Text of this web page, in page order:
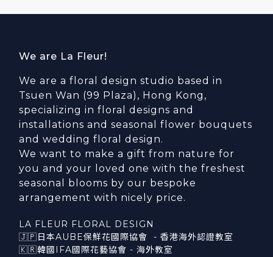
We are La Fleur!
We are a floral design studio based in
Tsuen Wan (99 Plaza), Hong Kong,
specializing in floral designs and
installations and seasonal flower bouquets
and wedding floral design.
We want to make a gift from nature for
you and your loved one with the freshest
seasonal blooms by our bespoke
arrangement with nicely price.
LA FLEUR FLORAL DESIGN
🇯🇵日本AUBE保鮮花國際協會 - 香港海外認證教室
🇰🇷韓國IFA國際花藝協會 - 海外教室